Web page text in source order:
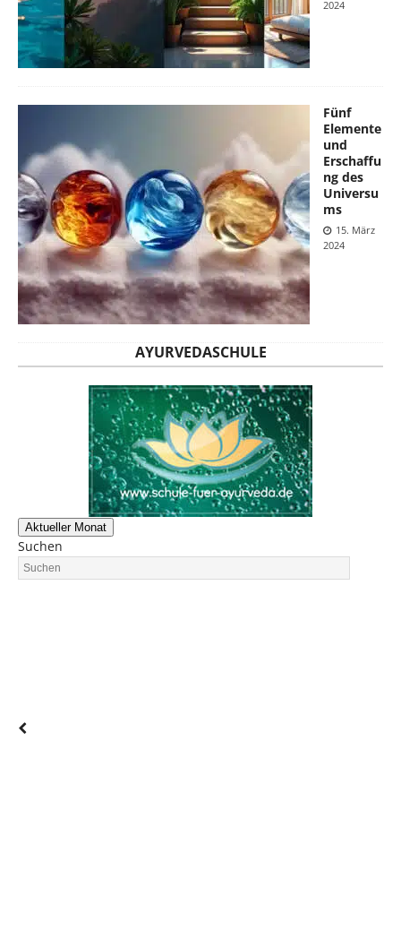
2024
Fünf
Elemente
und
Erschaffu
ng des
Universu
ms
15. März
2024
AYURVEDASCHULE
Aktueller Monat
Suchen